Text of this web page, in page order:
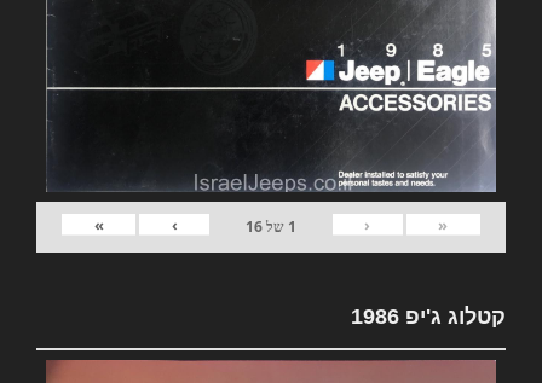
«
‹
1 של16
›
»
קטלוג ג'יפ 1986